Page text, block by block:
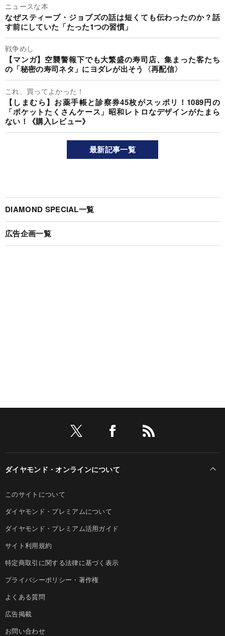
ニュースな本
なぜスティーブ・ジョブズの話は短くても伝わったのか？話
す前にしていた「たった1つの習慣」
戦争めし
【マンガ】空襲警報下でも大繁盛の寿司店、集まった客たち
の「秘密の寿司ネタ」にヨダレが出そう〈再配信〉
これ、買ってよかった！
【しまむら】お薬手帳と診察券45枚がスッポリ！1089円の
「ポケットたくさんケース」昭和レトロなデザインがたまら
ない！《購入レビュー》
最新記事一覧
DIAMOND SPECIAL一覧
広告企画一覧
ダイヤモンド・オンラインについて
このサイトについて
ダイヤモンド・プレミアムについて
ダイヤモンド・プレミアム活用ガイド
サイト利用規約
特定商取引に関する法律に基づく表示
プライバシーポリシー・著作権
よくある質問
広告掲載
お問い合わせ